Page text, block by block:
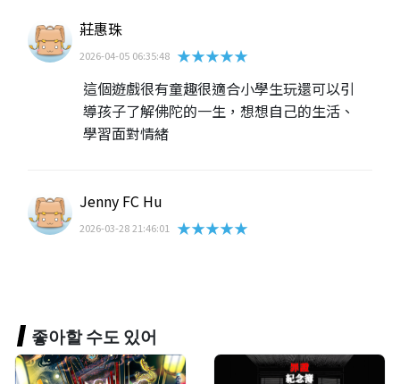
莊惠珠
2026-04-05 06:35:48 ★★★★★
這個遊戲很有童趣很適合小學生玩還可以引
導孩子了解佛陀的一生，想想自己的生活、
學習面對情緒
Jenny FC Hu
2026-03-28 21:46:01 ★★★★★
좋아할 수도 있어